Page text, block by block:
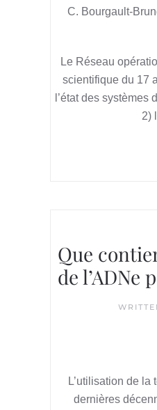
C. Bourgault-
Le Réseau
scientifique du 17
l’état des
2)
Que
de l’ADNe
L’utilisation de
dernières